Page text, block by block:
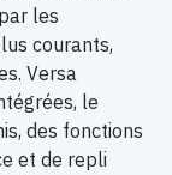
les
courants,
Versa
le
des fonctions
et de repli